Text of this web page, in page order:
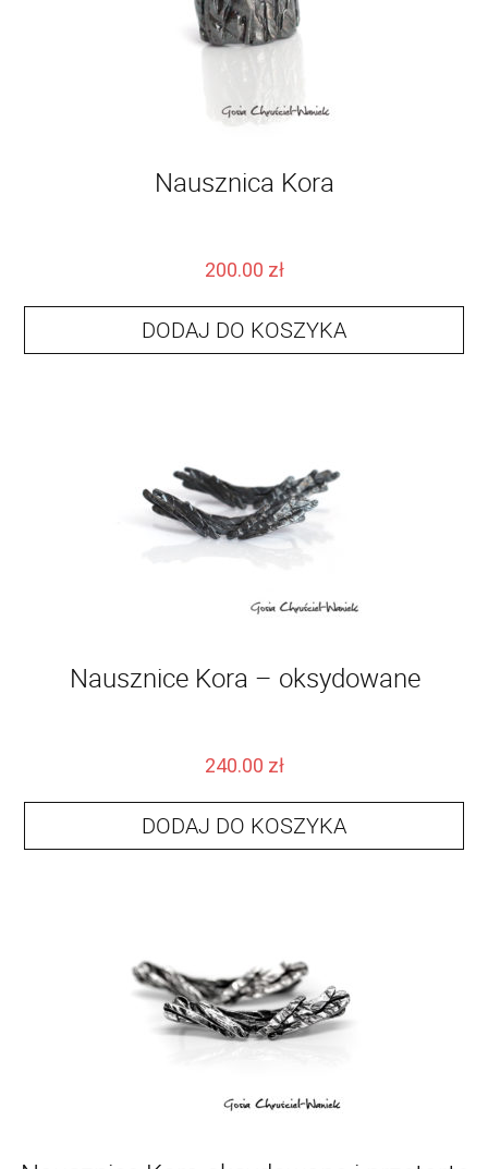
Nausznica Kora
200.00 zł
DODAJ DO KOSZYKA
Nausznice Kora – oksydowane
240.00 zł
DODAJ DO KOSZYKA